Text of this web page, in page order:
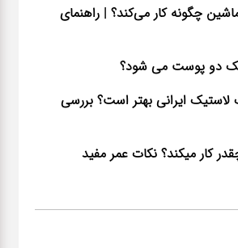
چگونه کار می‌کند؟ | راهنمای
دو پوست می شود؟
لاستیک ایرانی بهتر است؟ بررسی
کار میکند؟ نکات عمر مفید